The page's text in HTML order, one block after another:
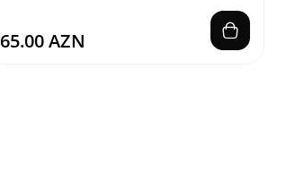
65.00 AZN